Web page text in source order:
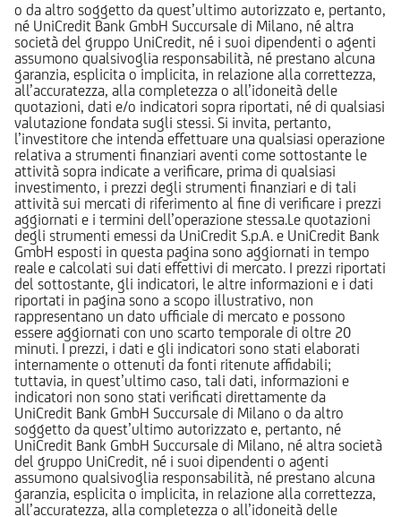
o da altro soggetto da quest’ultimo autorizzato e, pertanto,
né UniCredit Bank GmbH Succursale di Milano, né altra
società del gruppo UniCredit, né i suoi dipendenti o agenti
assumono qualsivoglia responsabilità, né prestano alcuna
garanzia, esplicita o implicita, in relazione alla correttezza,
all’accuratezza, alla completezza o all’idoneità delle
quotazioni, dati e/o indicatori sopra riportati, né di qualsiasi
valutazione fondata sugli stessi. Si invita, pertanto,
l’investitore che intenda effettuare una qualsiasi operazione
relativa a strumenti finanziari aventi come sottostante le
attività sopra indicate a verificare, prima di qualsiasi
investimento, i prezzi degli strumenti finanziari e di tali
attività sui mercati di riferimento al fine di verificare i prezzi
aggiornati e i termini dell’operazione stessa.Le quotazioni
degli strumenti emessi da UniCredit S.p.A. e UniCredit Bank
GmbH esposti in questa pagina sono aggiornati in tempo
reale e calcolati sui dati effettivi di mercato. I prezzi riportati
del sottostante, gli indicatori, le altre informazioni e i dati
riportati in pagina sono a scopo illustrativo, non
rappresentano un dato ufficiale di mercato e possono
essere aggiornati con uno scarto temporale di oltre 20
minuti. I prezzi, i dati e gli indicatori sono stati elaborati
internamente o ottenuti da fonti ritenute affidabili;
tuttavia, in quest’ultimo caso, tali dati, informazioni e
indicatori non sono stati verificati direttamente da
UniCredit Bank GmbH Succursale di Milano o da altro
soggetto da quest’ultimo autorizzato e, pertanto, né
UniCredit Bank GmbH Succursale di Milano, né altra società
del gruppo UniCredit, né i suoi dipendenti o agenti
assumono qualsivoglia responsabilità, né prestano alcuna
garanzia, esplicita o implicita, in relazione alla correttezza,
all’accuratezza, alla completezza o all’idoneità delle